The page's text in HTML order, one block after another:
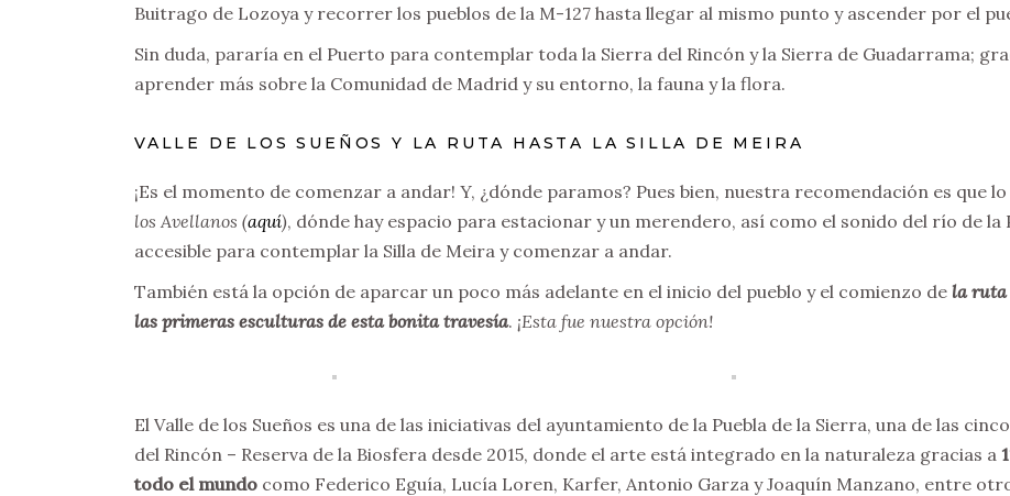
Buitrago de Lozoya y recorrer los pueblos de la M-127 hasta llegar al mismo punto y ascender por el
Sin duda, pararía en el Puerto para contemplar toda la Sierra del Rincón y la Sierra de Guadarrama;
aprender más sobre la Comunidad de Madrid y su entorno, la fauna y la flora.
VALLE DE LOS SUEÑOS Y LA RUTA HASTA LA SILLA DE MEIRA
¡Es el momento de comenzar a andar! Y, ¿dónde paramos? Pues bien, nuestra recomendación es que
los Avellanos (aquí), dónde hay espacio para estacionar y un merendero, así como el sonido del río de la
accesible para contemplar la Silla de Meira y comenzar a andar.
También está la opción de aparcar un poco más adelante en el inicio del pueblo y el comienzo de la ruta
las primeras esculturas de esta bonita travesía. ¡Esta fue nuestra opción!
El Valle de los Sueños es una de las iniciativas del ayuntamiento de la Puebla de la Sierra, una de las
del Rincón – Reserva de la Biosfera desde 2015, donde el arte está integrado en la naturaleza gracias a
todo el mundo como Federico Eguía, Lucía Loren, Karfer, Antonio Garza y Joaquín Manzano, entre